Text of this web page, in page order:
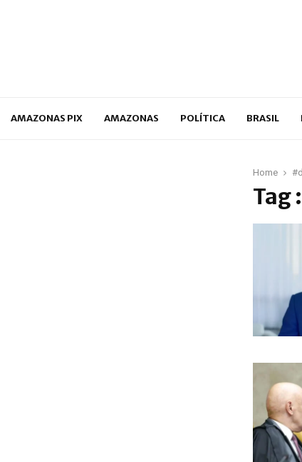
AMAZONAS PIX AMAZONAS POLÍTICA BRASIL
Home
Tag